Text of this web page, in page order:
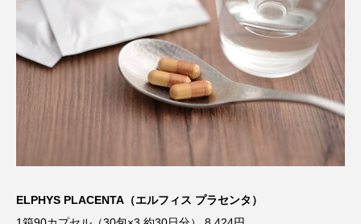
ELPHYS PLACENTA（エルフィス プラセンタ）